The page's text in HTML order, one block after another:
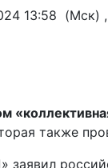
13:58 (Мск)
также
заявил